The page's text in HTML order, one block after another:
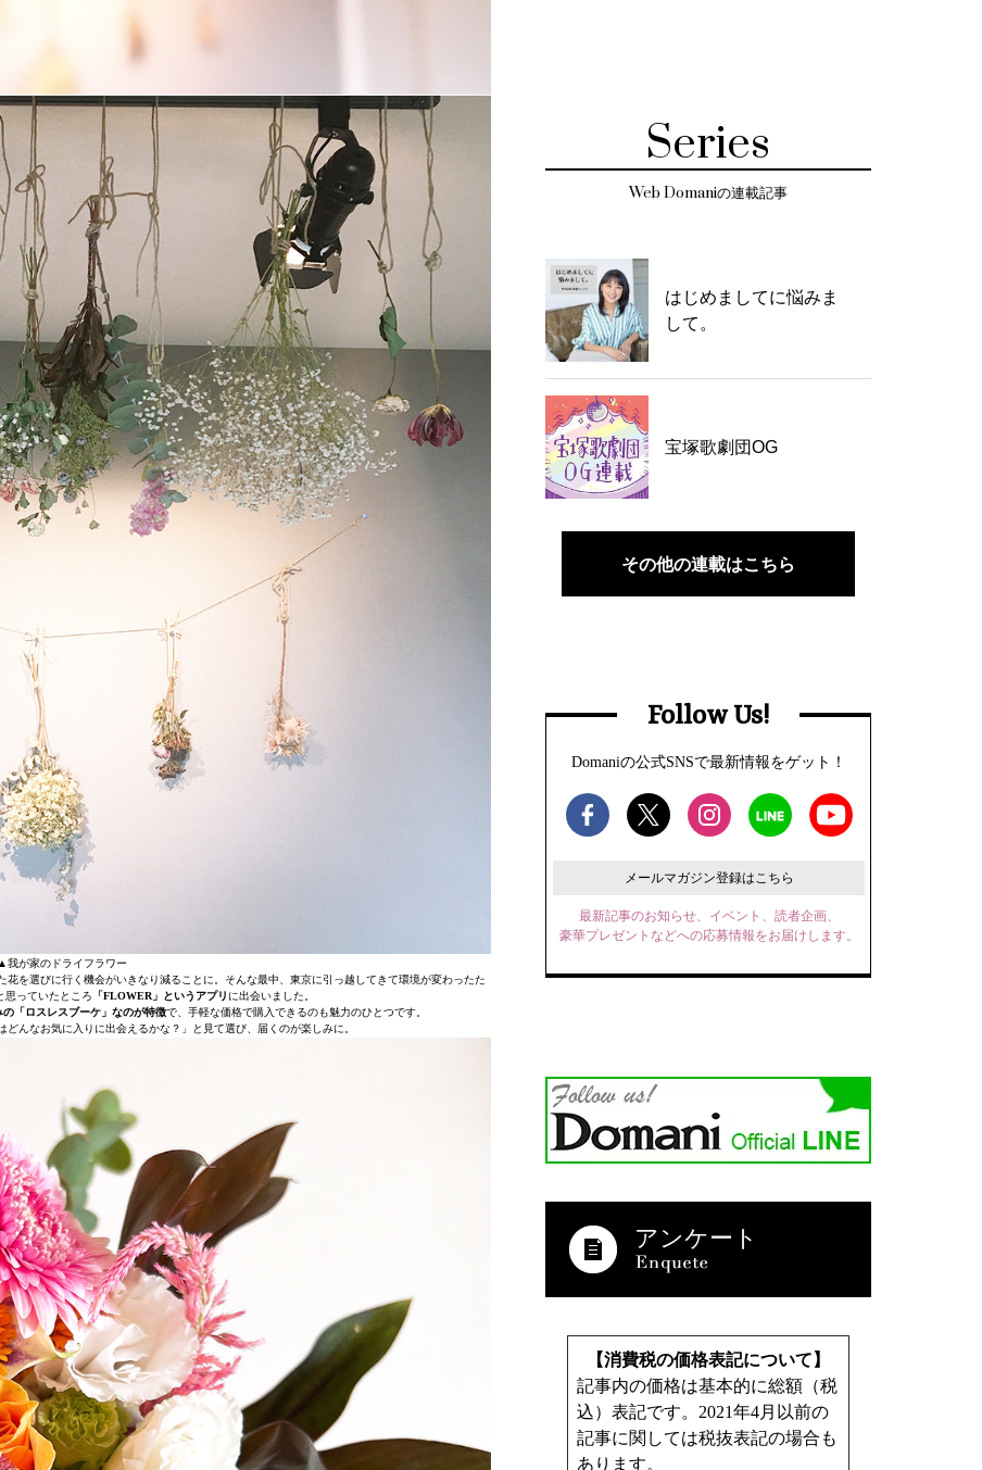
▲我が家のドライフラワー
を選びに行く機会がいきなり減ることに。そんな最中、東京に引っ越してきて環境が変わったた
思っていたところ 「FLOWER」というアプリ に出会いました。
「ロスレスブーケ」なのが特徴で、手軽な価格で購入できるのも魅力のひとつです。
んなお気に入りに出会えるかな？」と見て選び、届くのが楽しみに。
Series
Web Domaniの連載記事
はじめましてに悩みま
して。
宝塚歌劇団OG
その他の連載はこちら
Follow Us!
Domaniの公式SNSで最新情報をゲット！
メールマガジン登録はこちら
最新記事のお知らせ、イベント、読者企画、
豪華プレゼントなどへの応募情報をお届けします。
アンケート
【消費税の価格表記について】
記事内の価格は基本的に総額（税
込）表記です。2021年4月以前の
記事に関しては税抜表記の場合も
あります。